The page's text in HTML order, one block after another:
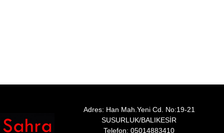
Adres: Han Mah.Yeni Cd. No:19-21
SUSURLUK/BALIKESİR
Telefon: 05014883410